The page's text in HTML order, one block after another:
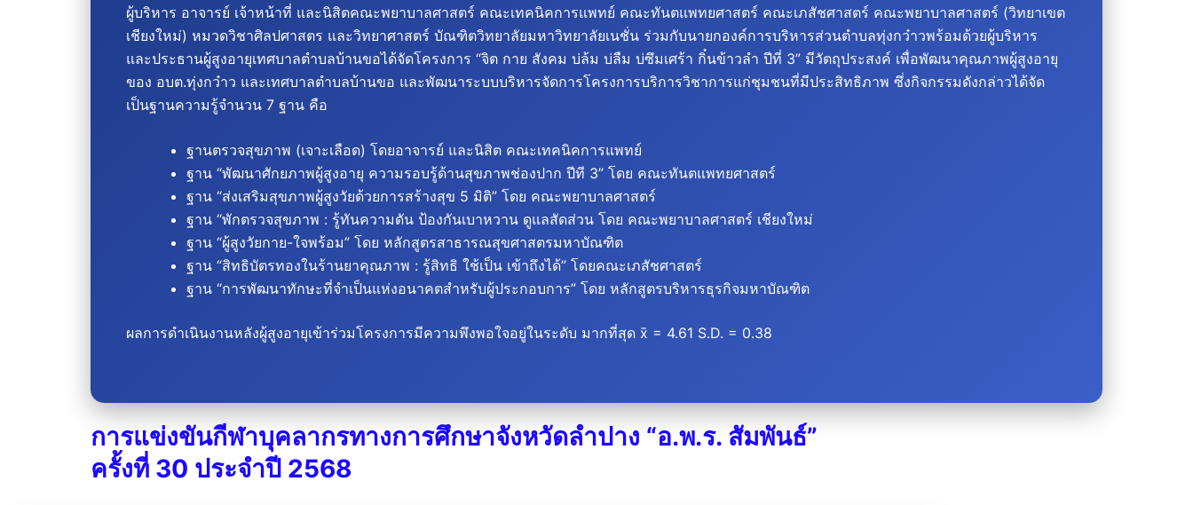
ผู้บริหาร อาจารย์ เจ้าหน้าที่ และนิสิตคณะพยาบาลศาสตร์ คณะเทคนิคการแพทย์ คณะทันตแพทยศาสตร์ คณะเภสัชศาสตร์ คณะพยาบาลศาสตร์ (วิทยาเขต
เชียงใหม่) หมวดวิชาศิลปศาสตร และวิทยาศาสตร์ บัณฑิตวิทยาลัยมหาวิทยาลัยเนชั่น ร่วมกับนายกองค์การบริหารส่วนตำบลทุ่งกว๋าวพร้อมด้วยผู้บริหาร
และประธานผู้สูงอายุเทศบาลตำบลบ้านขอได้จัดโครงการ “จิต กาย สังคม บ่ล้ม บ่ลืม บ่ซึมเศร้า กิ๋นข้าวลำ ปีที่ 3” มีวัตถุประสงค์ เพื่อพัฒนาคุณภาพผู้สูงอายุ
ของ อบต.ทุ่งกว๋าว และเทศบาลตำบลบ้านขอ และพัฒนาระบบบริหารจัดการโครงการบริการวิชาการแก่ชุมชนที่มีประสิทธิภาพ ซึ่งกิจกรรมดังกล่าวได้จัด
เป็นฐานความรู้จำนวน 7 ฐาน คือ
ฐานตรวจสุขภาพ (เจาะเลือด) โดยอาจารย์ และนิสิต คณะเทคนิคการแพทย์
ฐาน “พัฒนาศักยภาพผู้สูงอายุ ความรอบรู้ด้านสุขภาพช่องปาก ปีที 3” โดย คณะทันตแพทยศาสตร์
ฐาน “ส่งเสริมสุขภาพผู้สูงวัยด้วยการสร้างสุข 5 มิติ” โดย คณะพยาบาลศาสตร์
ฐาน “พักตรวจสุขภาพ : รู้ทันความดัน ป้องกันเบาหวาน ดูแลสัดส่วน โดย คณะพยาบาลศาสตร์ เชียงใหม่
ฐาน “ผู้สูงวัยกาย-ใจพร้อม” โดย หลักสูตรสาธารณสุขศาสตรมหาบัณฑิต
ฐาน “สิทธิบัตรทองในร้านยาคุณภาพ : รู้สิทธิ ใช้เป็น เข้าถึงได้” โดยคณะเภสัชศาสตร์
ฐาน “การพัฒนาทักษะที่จำเป็นแห่งอนาคตสำหรับผู้ประกอบการ” โดย หลักสูตรบริหารธุรกิจมหาบัณฑิต
ผลการดำเนินงานหลังผู้สูงอายุเข้าร่วมโครงการมีความพึงพอใจอยู่ในระดับ มากที่สุด x̄ = 4.61 S.D. = 0.38
การแข่งขันกีฬาบุคลากรทางการศึกษาจังหวัดลำปาง “อ.พ.ร. สัมพันธ์”
ครั้งที่ 30 ประจำปี 2568